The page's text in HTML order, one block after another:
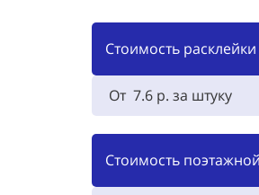
Стоимость
От 7.6 р. за штуку
Стоимость